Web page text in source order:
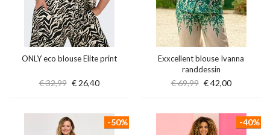
ONLY eco blouse Elite print
€ 32,99 € 26,40
Exxcellent blouse Ivanna
randdessin
€ 69,99 € 42,00
-50% -40%